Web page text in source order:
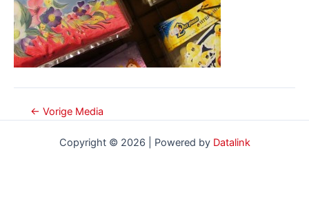
Bericht
← Vorige Media
Copyright © 2026 | Powered by Datalink